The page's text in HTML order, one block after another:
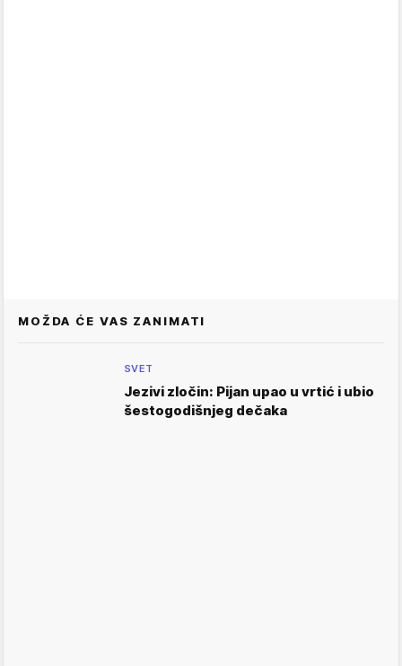
MOŽDA ĆE VAS ZANIMATI
SVET
Jezivi zločin: Pijan upao u vrtić i ubio
šestogodišnjeg dečaka